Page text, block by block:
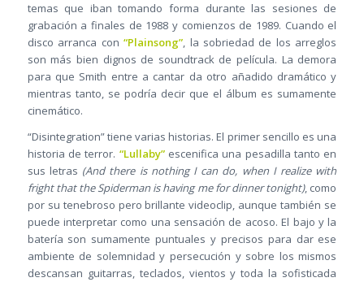
temas que iban tomando forma durante las sesiones de
grabación a finales de 1988 y comienzos de 1989. Cuando el
disco arranca con“Plainsong”, la sobriedad de los arreglos
son más bien dignos de soundtrack de película. La demora
para que Smith entre a cantar da otro añadido dramático y
mientras tanto, se podría decir que el álbum es sumamente
cinemático.
“Disintegration” tiene varias historias. El primer sencillo es una
historia de terror. “Lullaby”escenifica una pesadilla tanto en
sus letras (And there is nothing I can do, when I realize with
fright that the Spiderman is having me for dinner tonight), como
por su tenebroso pero brillante videoclip, aunque también se
puede interpretar como una sensación de acoso. El bajo y la
batería son sumamente puntuales y precisos para dar ese
ambiente de solemnidad y persecución y sobre los mismos
descansan guitarras, teclados, vientos y toda la sofisticada